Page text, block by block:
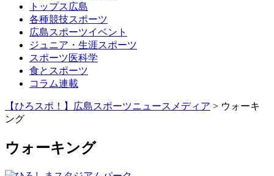
トップス広島
各種競技スポーツ
広島スポーツイベント
ジュニア・生涯スポーツ
スポーツ医科学
食とスポーツ
コラム連載
【ひろスポ！】広島スポーツニュースメディア > ウォーキ
ング
ウォーキング